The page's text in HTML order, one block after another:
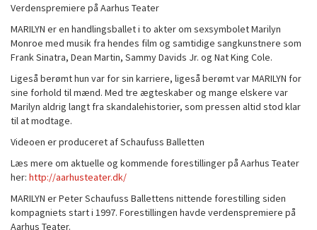
Verdenspremiere på Aarhus Teater
MARILYN er en handlingsballet i to akter om sexsymbolet Marilyn
Monroe med musik fra hendes film og samtidige sangkunstnere som
Frank Sinatra, Dean Martin, Sammy Davids Jr. og Nat King Cole.
Ligeså berømt hun var for sin karriere, ligeså berømt var MARILYN for
sine forhold til mænd. Med tre ægteskaber og mange elskere var
Marilyn aldrig langt fra skandalehistorier, som pressen altid stod klar
til at modtage.
Videoen er produceret af Schaufuss Balletten
Læs mere om aktuelle og kommende forestillinger på Aarhus Teater
her: http://aarhusteater.dk/
MARILYN er Peter Schaufuss Ballettens nittende forestilling siden
kompagniets start i 1997. Forestillingen havde verdenspremiere på
Aarhus Teater.